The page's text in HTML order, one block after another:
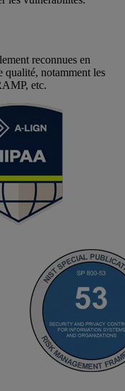
reconnues en
qualité, notamment les
etc.